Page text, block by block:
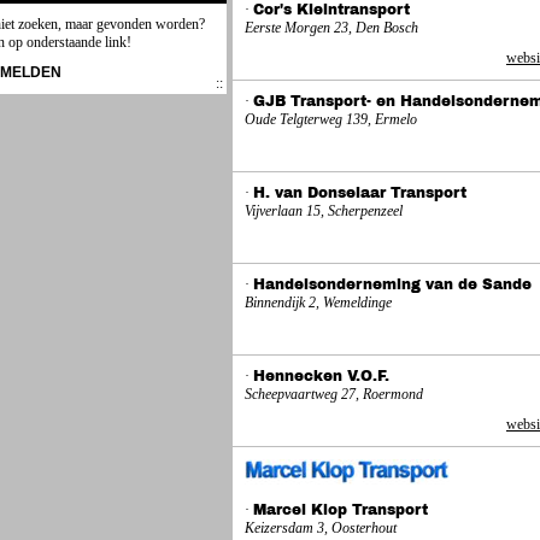
zoeken, maar gevonden worden?
op onderstaande link!
· Cor's Kleintransport
Eerste Morgen 23, Den Bosch
· GJB Transport- en
Oude Telgterweg 139, Ermelo
· H. van Donselaar Transport
Vijverlaan 15, Scherpenzeel
· Handelsonderneming van de Sande
Binnendijk 2, Wemeldinge
· Hennecken V.O.F.
Scheepvaartweg 27, Roermond
· Marcel Klop Transport
Keizersdam 3, Oosterhout